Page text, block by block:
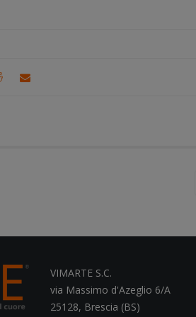
VIMARTE S.C.
via Massimo d'Azeglio 6/A
25128, Brescia (BS)